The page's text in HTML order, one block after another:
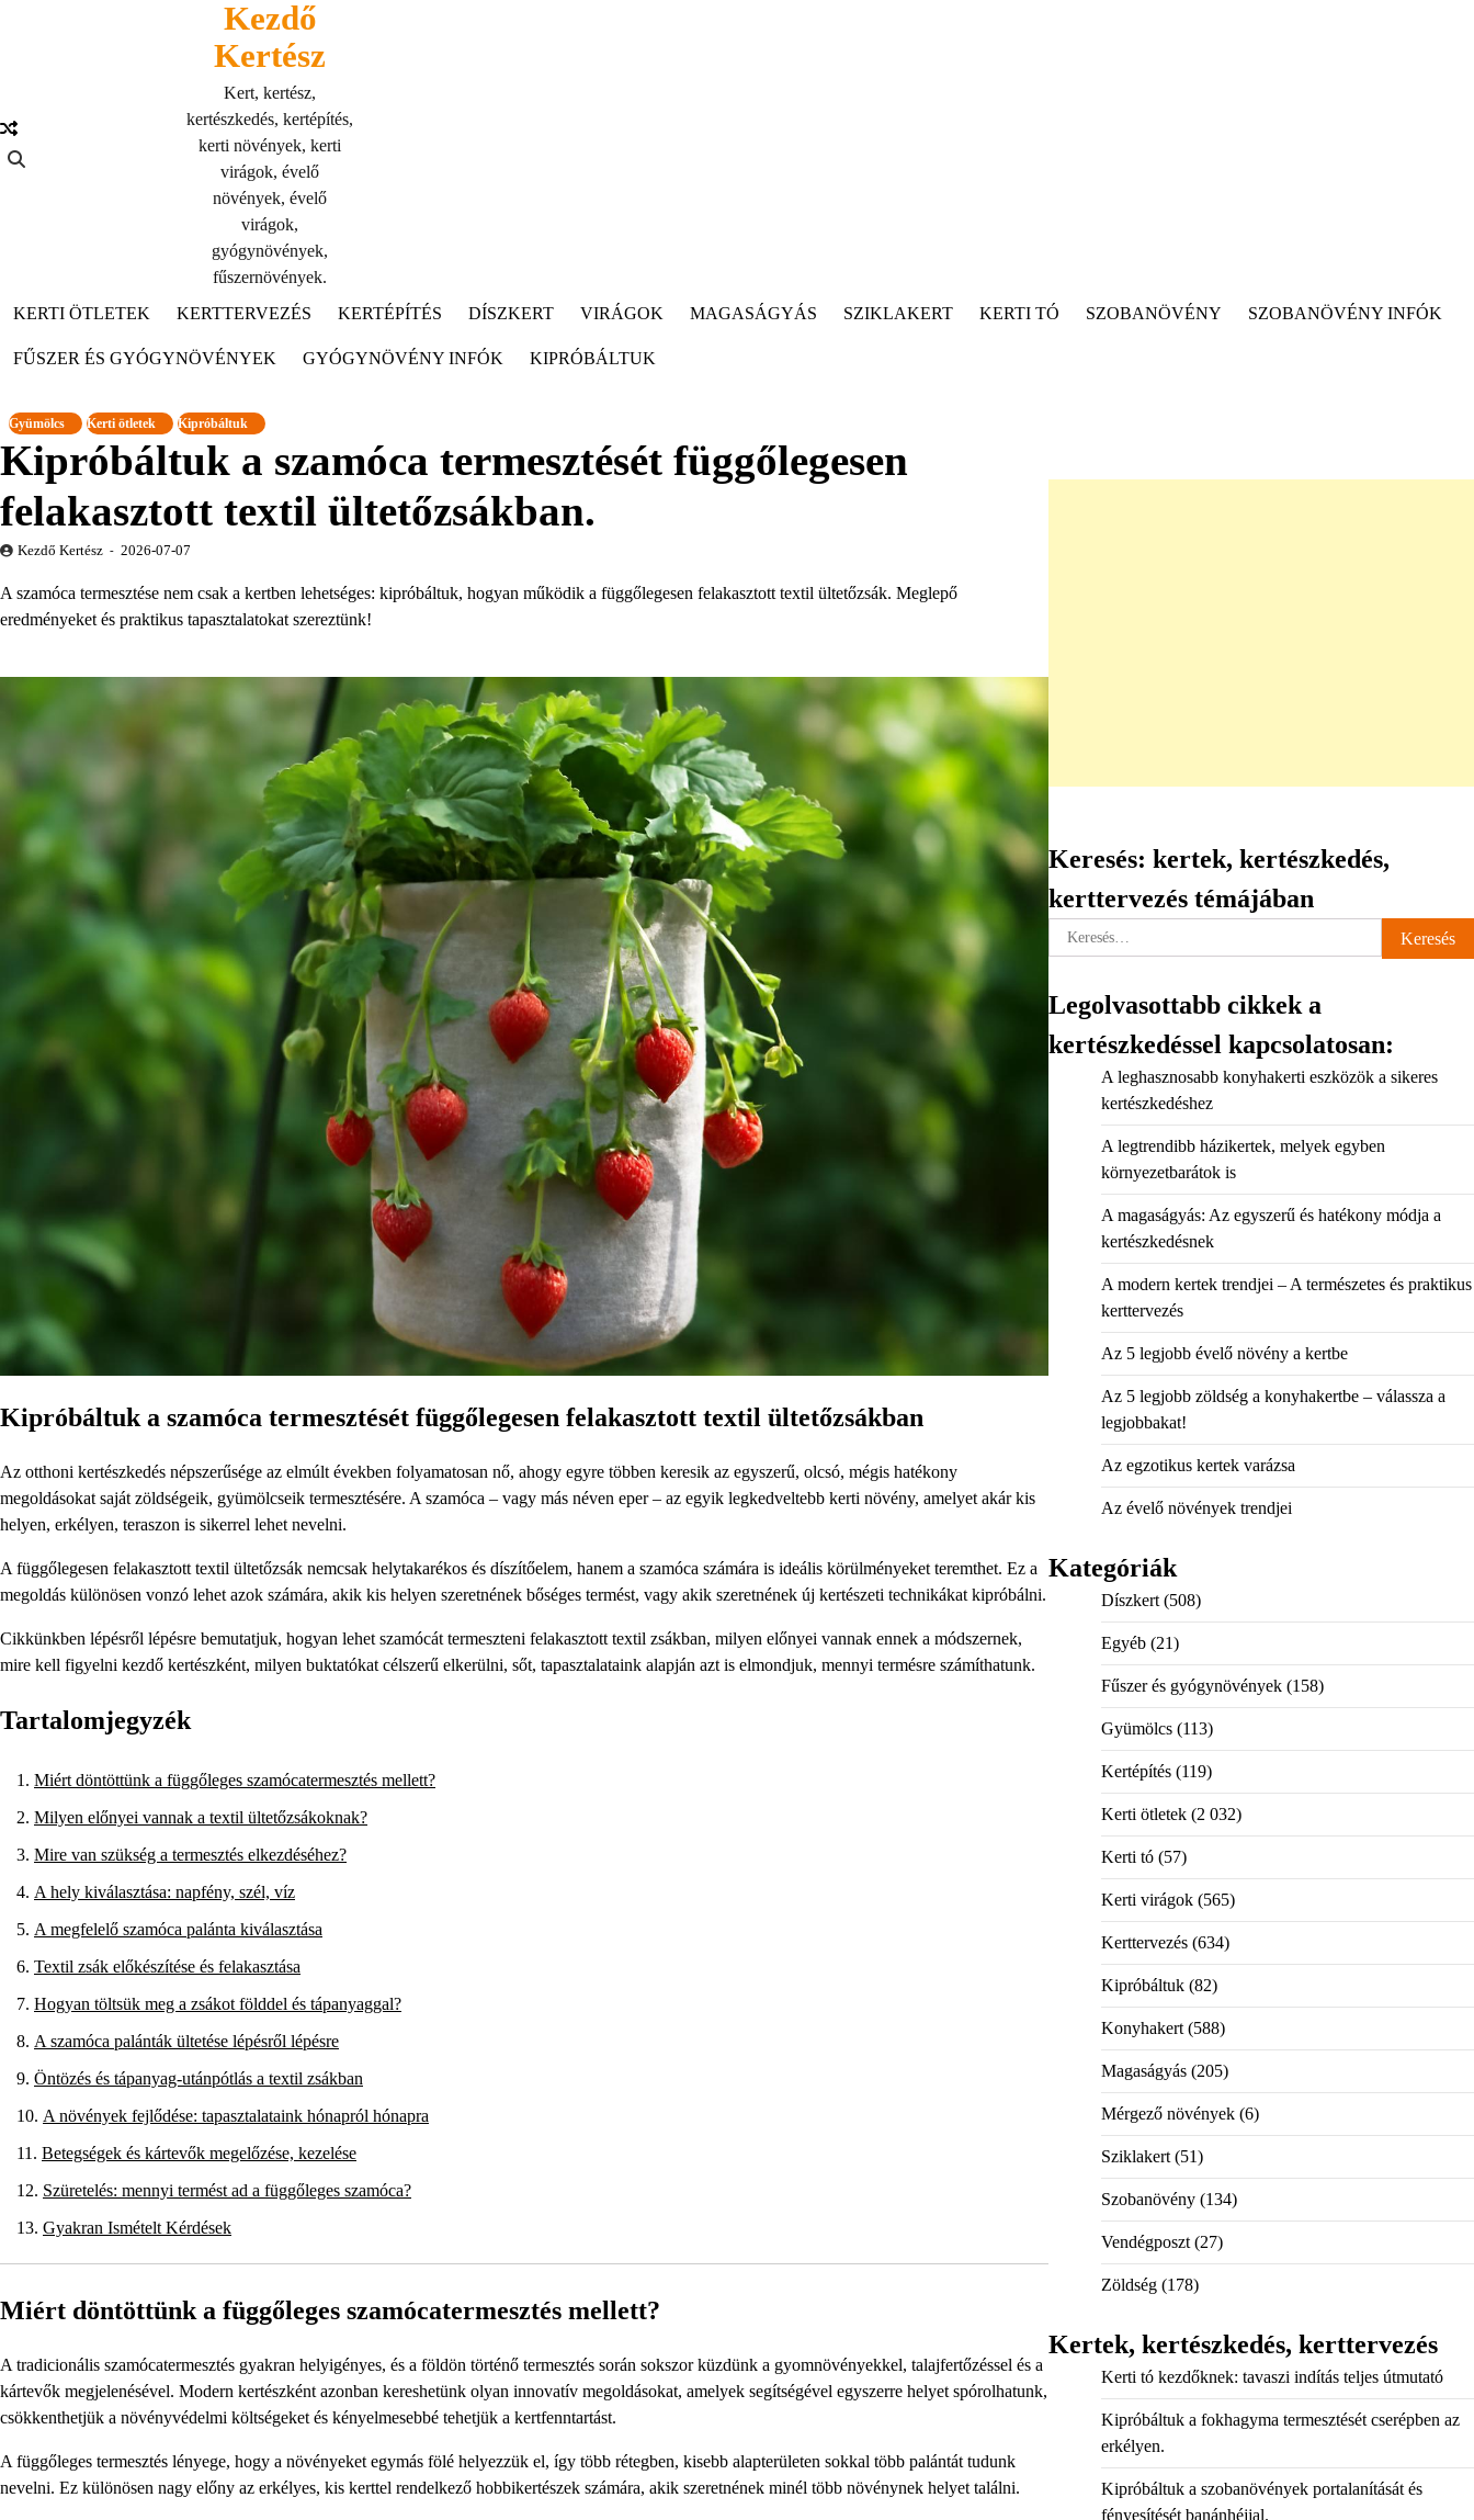
Kezdő
Kertész
Kert, kertész,
kertészkedés, kertépítés,
kerti növények, kerti
virágok, évelő
növények, évelő
virágok,
gyógynövények,
fűszernövények.
KERTI ÖTLETEK
KERTTERVEZÉS KERTÉPÍTÉS DÍSZKERT VIRÁGOK MAGASÁGYÁS SZIKLAKERT KERTI TÓ SZOBANÖVÉNY SZOBANÖVÉNY INFÓK
FŰSZER ÉS GYÓGYNÖVÉNYEK GYÓGYNÖVÉNY INFÓK KIPRÓBÁLTUK
Gyümölcs Kerti ötletek Kipróbáltuk
Kipróbáltuk a szamóca termesztését függőlegesen
felakasztott textil ültetőzsákban.
Kezdő Kertész 2026-07-07
A szamóca termesztése nem csak a kertben lehetséges: kipróbáltuk, hogyan működik a függőlegesen felakasztott textil ültetőzsák. Meglepő
eredményeket és praktikus tapasztalatokat szereztünk!
Kipróbáltuk a szamóca termesztését függőlegesen felakasztott textil ültetőzsákban
Az otthoni kertészkedés népszerűsége az elmúlt években folyamatosan nő, ahogy egyre többen keresik az egyszerű, olcsó, mégis hatékony
megoldásokat saját zöldségeik, gyümölcseik termesztésére. A szamóca – vagy más néven eper – az egyik legkedveltebb kerti növény, amelyet akár kis
helyen, erkélyen, teraszon is sikerrel lehet nevelni.
A függőlegesen felakasztott textil ültetőzsák nemcsak helytakarékos és díszítőelem, hanem a szamóca számára is ideális körülményeket teremthet. Ez a
megoldás különösen vonzó lehet azok számára, akik kis helyen szeretnének bőséges termést, vagy akik szeretnének új kertészeti technikákat kipróbálni.
Cikkünkben lépésről lépésre bemutatjuk, hogyan lehet szamócát termeszteni felakasztott textil zsákban, milyen előnyei vannak ennek a módszernek,
mire kell figyelni kezdő kertészként, milyen buktatókat célszerű elkerülni, sőt, tapasztalataink alapján azt is elmondjuk, mennyi termésre számíthatunk.
Tartalomjegyzék
Miért döntöttünk a függőleges szamócatermesztés mellett?
Milyen előnyei vannak a textil ültetőzsákoknak?
Mire van szükség a termesztés elkezdéséhez?
A hely kiválasztása: napfény, szél, víz
A megfelelő szamóca palánta kiválasztása
Textil zsák előkészítése és felakasztása
Hogyan töltsük meg a zsákot földdel és tápanyaggal?
A szamóca palánták ültetése lépésről lépésre
Öntözés és tápanyag-utánpótlás a textil zsákban
A növények fejlődése: tapasztalataink hónapról hónapra
Betegségek és kártevők megelőzése, kezelése
Szüretelés: mennyi termést ad a függőleges szamóca?
Gyakran Ismételt Kérdések
Miért döntöttünk a függőleges szamócatermesztés mellett?
A tradicionális szamócatermesztés gyakran helyigényes, és a földön történő termesztés során sokszor küzdünk a gyomnövényekkel, talajfertőzéssel és a
kártevők megjelenésével. Modern kertészként azonban kereshetünk olyan innovatív megoldásokat, amelyek segítségével egyszerre helyet spórolhatunk,
csökkenthetjük a növényvédelmi költségeket és kényelmesebbé tehetjük a kertfenntartást.
A függőleges termesztés lényege, hogy a növényeket egymás fölé helyezzük el, így több rétegben, kisebb alapterületen sokkal több palántát tudunk
nevelni. Ez különösen nagy előny az erkélyes, kis kerttel rendelkező hobbikertészek számára, akik szeretnének minél több növénynek helyet találni.
Keresés: kertek, kertészkedés,
kerttervezés témájában
Keresés:
Legolvasottabb cikkek a
kertészkedéssel kapcsolatosan:
A leghasznosabb konyhakerti eszközök a sikeres
kertészkedéshez
A legtrendibb házikertek, melyek egyben
környezetbarátok is
A magaságyás: Az egyszerű és hatékony módja a
kertészkedésnek
A modern kertek trendjei – A természetes és praktikus
kerttervezés
Az 5 legjobb évelő növény a kertbe
Az 5 legjobb zöldség a konyhakertbe – válassza a
legjobbakat!
Az egzotikus kertek varázsa
Az évelő növények trendjei
Kategóriák
Díszkert(508)
Egyéb(21)
Fűszer és gyógynövények(158)
Gyümölcs(113)
Kertépítés(119)
Kerti ötletek(2 032)
Kerti tó(57)
Kerti virágok(565)
Kerttervezés(634)
Kipróbáltuk(82)
Konyhakert(588)
Magaságyás(205)
Mérgező növények(6)
Sziklakert(51)
Szobanövény(134)
Vendégposzt(27)
Zöldség(178)
Kertek, kertészkedés, kerttervezés
Kerti tó kezdőknek: tavaszi indítás teljes útmutató
Kipróbáltuk a fokhagyma termesztését cserépben az
erkélyen.
Kipróbáltuk a szobanövények portalanítását és
fényesítését banánhéjjal.